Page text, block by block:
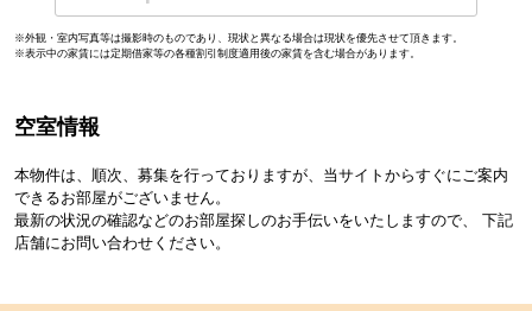
※外観・室内写真等は撮影時のものであり、現状と異なる場合は現状を優先させて頂きます。
※表示中の家賃には定期借家等の各種割引制度適用後の家賃を含む場合があります。
空室情報
本物件は、順次、募集を行っておりますが、当サイトからすぐにご案内
できるお部屋がございません。
最新の状況の確認などのお部屋探しのお手伝いをいたしますので、 下記
店舗にお問い合わせください。